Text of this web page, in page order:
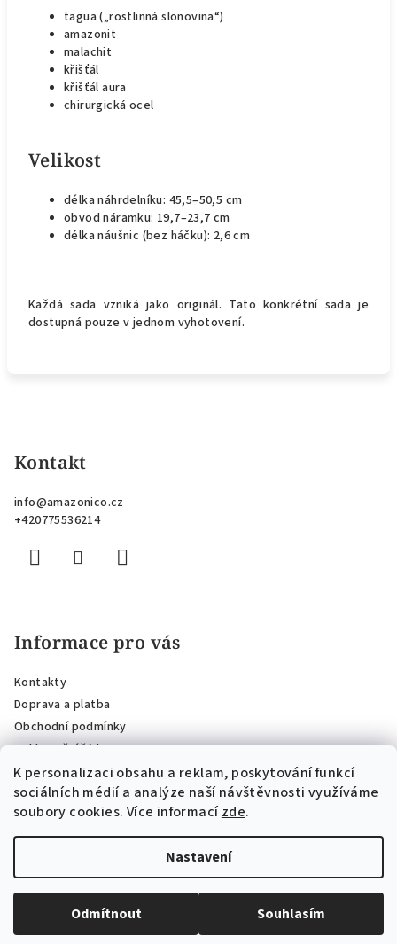
K personalizaci obsahu a reklam, poskytování funkcí
sociálních médií a analýze naší návštěvnosti využíváme
soubory cookies. Více informacízde.
Nastavení
Odmítnout Souhlasím
tagua („rostlinná slonovina“)
amazonit
malachit
křišťál
křišťál aura
chirurgická ocel
Velikost
délka náhrdelníku: 45,5–50,5 cm
obvod náramku: 19,7–23,7 cm
délka náušnic (bez háčku): 2,6 cm
Každá sada vzniká jako originál. Tato konkrétní sada je
dostupná pouze v jednom vyhotovení.
Kontakt
info@amazonico.cz
+420775536214
Informace pro vás
Kontakty
Doprava a platba
Obchodní podmínky
Reklamační řád
Podmínky ochrany osobních údajů
Podmínky dárkových poukazů
Moje objednávka
Upravit nastavení cookies
Vytvořil Shoptet